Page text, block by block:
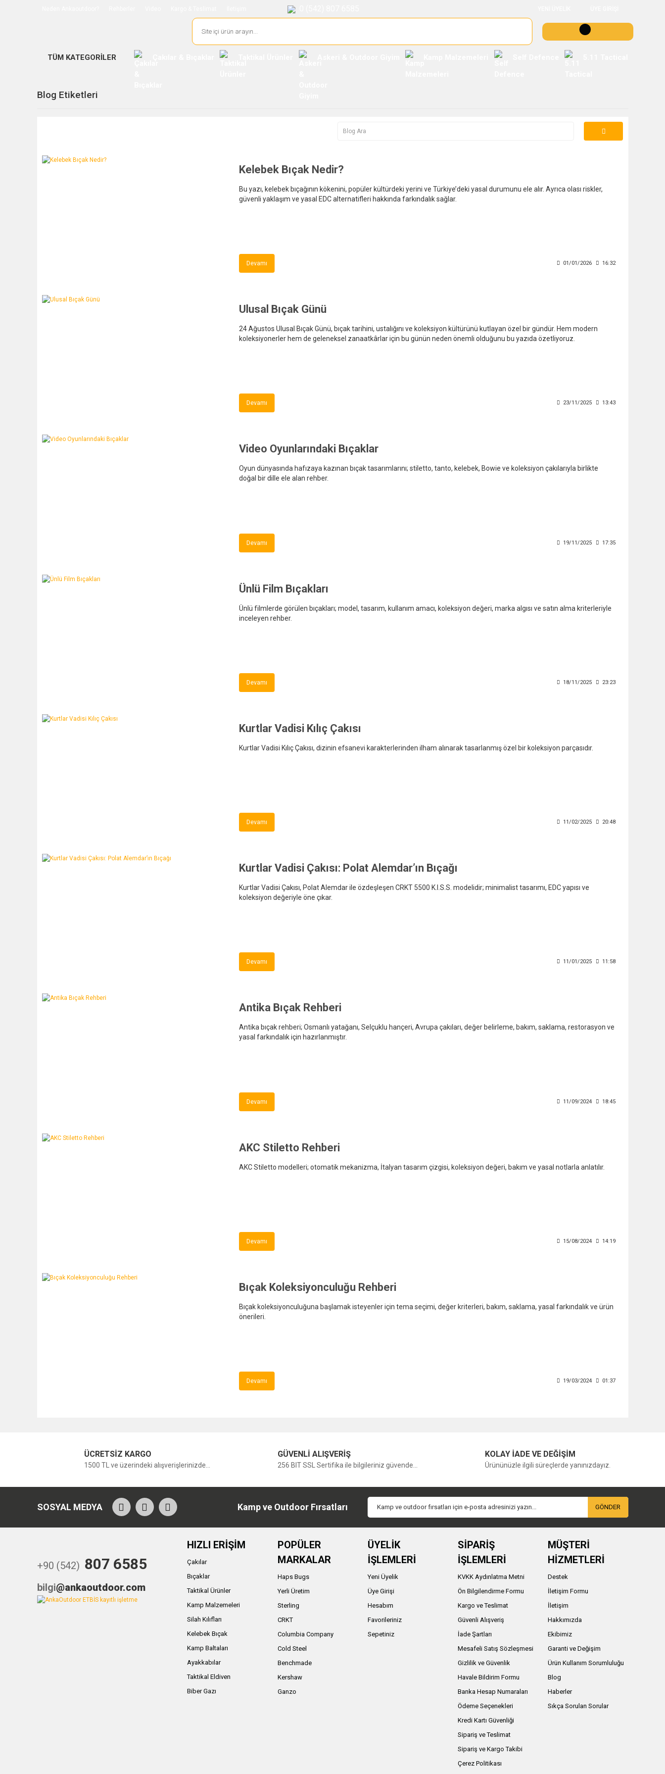
TÜM KATEGORİLER
Blog Etiketleri
Kelebek Bıçak Nedir?
Bu yazı, kelebek bıçağının kökenini, popüler kültürdeki yerini ve Türkiye’deki yasal durumunu ele alır. Ayrıca olası riskler,
güvenli yaklaşım ve yasal EDC alternatifleri hakkında farkındalık sağlar.
Devamı 01/01/2026 16:32
Ulusal Bıçak Günü
24 Ağustos Ulusal Bıçak Günü, bıçak tarihini, ustalığını ve koleksiyon kültürünü kutlayan özel bir gündür. Hem modern
koleksiyonerler hem de geleneksel zanaatkârlar için bu günün neden önemli olduğunu bu yazıda özetliyoruz.
Devamı 23/11/2025 13:43
Video Oyunlarındaki Bıçaklar
Oyun dünyasında hafızaya kazınan bıçak tasarımlarını; stiletto, tanto, kelebek, Bowie ve koleksiyon çakılarıyla birlikte
doğal bir dille ele alan rehber.
Devamı 19/11/2025 17:35
Ünlü Film Bıçakları
Ünlü filmlerde görülen bıçakları; model, tasarım, kullanım amacı, koleksiyon değeri, marka algısı ve satın alma kriterleriyle
inceleyen rehber.
Devamı 18/11/2025 23:23
Kurtlar Vadisi Kılıç Çakısı
Kurtlar Vadisi Kılıç Çakısı, dizinin efsanevi karakterlerinden ilham alınarak tasarlanmış özel bir koleksiyon parçasıdır.
Devamı 11/02/2025 20:48
Kurtlar Vadisi Çakısı: Polat Alemdar’ın Bıçağı
Kurtlar Vadisi Çakısı, Polat Alemdar ile özdeşleşen CRKT 5500 K.I.S.S. modelidir; minimalist tasarımı, EDC yapısı ve
koleksiyon değeriyle öne çıkar.
Devamı 11/01/2025 11:58
Antika Bıçak Rehberi
Antika bıçak rehberi; Osmanlı yatağanı, Selçuklu hançeri, Avrupa çakıları, değer belirleme, bakım, saklama, restorasyon ve
yasal farkındalık için hazırlanmıştır.
Devamı 11/09/2024 18:45
AKC Stiletto Rehberi
AKC Stiletto modelleri; otomatik mekanizma, İtalyan tasarım çizgisi, koleksiyon değeri, bakım ve yasal notlarla anlatılır.
Devamı 15/08/2024 14:19
Bıçak Koleksiyonculuğu Rehberi
Bıçak koleksiyonculuğuna başlamak isteyenler için tema seçimi, değer kriterleri, bakım, saklama, yasal farkındalık ve ürün
önerileri.
Devamı 19/03/2024 01:37
ÜCRETSİZ KARGO
1500 TL ve üzerindeki alışverişlerinizde...
GÜVENLİ ALIŞVERİŞ
256 BIT SSL Sertifika ile bilgileriniz güvende...
KOLAY İADE VE DEĞİŞİM
Ürününüzle ilgili süreçlerde yanınızdayız.
SOSYAL MEDYA Kamp ve Outdoor Fırsatları GÖNDER
+90 (542) 807 6585
bilgi@ankaoutdoor.com
HIZLI ERİŞİM
Çakılar
Bıçaklar
Taktikal Ürünler
Kamp Malzemeleri
Silah Kılıfları
Kelebek Bıçak
Kamp Baltaları
Ayakkabılar
Taktikal Eldiven
Biber Gazı
POPÜLER
MARKALAR
Haps Bugs
Yerli Üretim
Sterling
CRKT
Columbia Company
Cold Steel
Benchmade
Kershaw
Ganzo
ÜYELİK
İŞLEMLERİ
Yeni Üyelik
Üye Girişi
Hesabım
Favorileriniz
Sepetiniz
SİPARİŞ
İŞLEMLERİ
KVKK Aydınlatma Metni
Ön Bilgilendirme Formu
Kargo ve Teslimat
Güvenli Alışveriş
İade Şartları
Mesafeli Satış Sözleşmesi
Gizlilik ve Güvenlik
Havale Bildirim Formu
Banka Hesap Numaraları
Ödeme Seçenekleri
Kredi Kartı Güvenliği
Sipariş ve Teslimat
Sipariş ve Kargo Takibi
Çerez Politikası
MÜŞTERİ
HİZMETLERİ
Destek
İletişim Formu
İletişim
Hakkımızda
Ekibimiz
Garanti ve Değişim
Ürün Kullanım Sorumluluğu
Blog
Haberler
Sıkça Sorulan Sorular